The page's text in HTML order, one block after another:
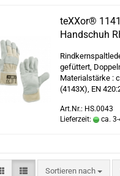
teXXor®
Handschuh
gefüttert,
Materialstärke :
(4143X), EN
Art.Nr.: HS.0043
Lieferzeit:
ca.
Sortieren nach
Sortieren nach